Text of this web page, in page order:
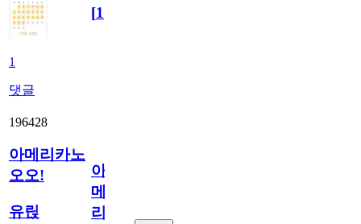
1
댓글
[1]
196428
아메리카노
오오!
유릱
아
메
리